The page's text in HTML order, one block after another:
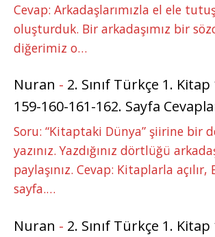
Cevap: Arkadaşlarımızla el ele
oluşturduk. Bir arkadaşımız bir
diğerimiz o…
Nuran - 2. Sınıf Türkçe 1.
159-160-161-162. Sayfa
Soru: “Kitaptaki Dünya” şiirine bir
yazınız. Yazdığınız dörtlüğü
paylaşınız. Cevap: Kitaplarla
sayfa.…
Nuran - 2. Sınıf Türkçe 1.